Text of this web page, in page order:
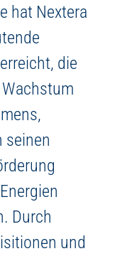
hat Nextera
die
seinen
Durch
und